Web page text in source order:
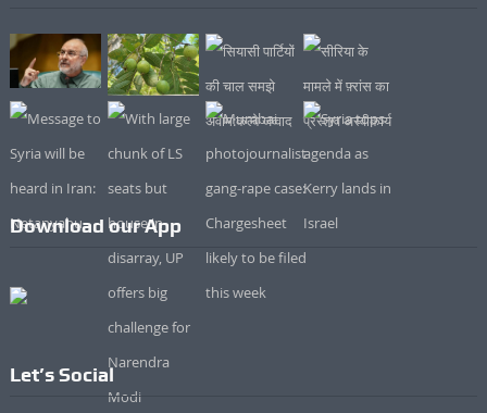
Download our App
Let’s Social